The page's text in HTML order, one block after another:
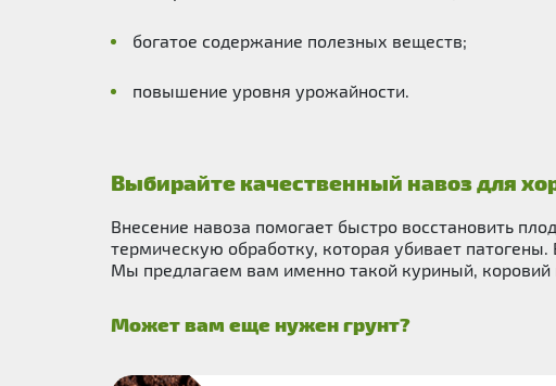
богатое содержание полезных веществ;
повышение уровня урожайности.
Выбирайте качественный навоз для
Внесение навоза помогает быстро восстановить
термическую обработку, которая убивает
Мы предлагаем вам именно такой куриный, коровий
Может вам еще нужен грунт?